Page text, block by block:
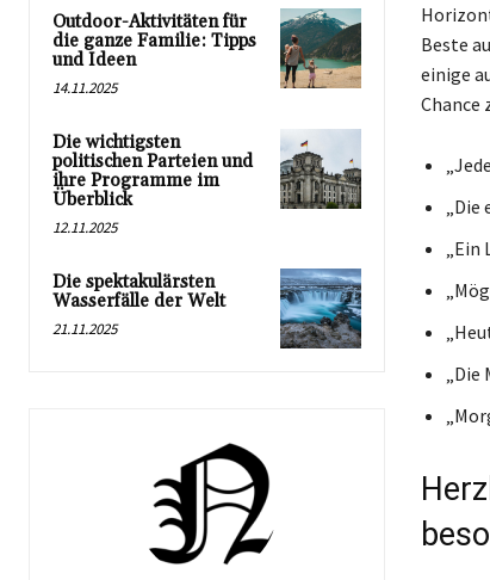
Outdoor-Aktivitäten für
die ganze Familie: Tipps
und Ideen
14.11.2025
Die wichtigsten
politischen Parteien und
ihre Programme im
Überblick
12.11.2025
Die spektakulärsten
Wasserfälle der Welt
21.11.2025
Beste
einige
Chance